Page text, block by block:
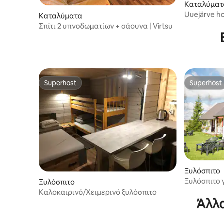
Καταλύματα
Σπίτι 2 υπνοδωματίων + σάουνα | Virtsu
Uuejärve
Superhost
Superhost
Ξυλόσπιτο
Καλοκαιρινό/Χειμερινό ξυλόσπιτο
Superhost
Superhost
Ξυλόσπιτο
Ξυλόσπιτο